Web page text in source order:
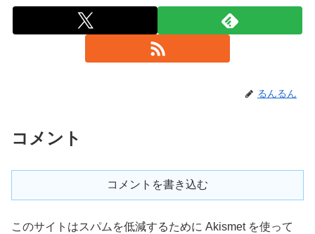
るんるん
コメント
コメントを書き込む
このサイトはスパムを低減するために Akismet を使って